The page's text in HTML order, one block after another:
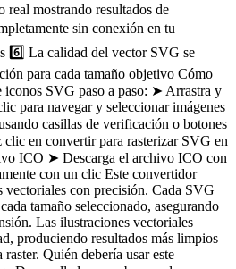
real mostrando resultados de
sin conexión en tu
6️⃣ La calidad del vector SVG se
para cada tamaño objetivo Cómo
iconos SVG paso a paso: ➤ Arrastra y
para navegar y seleccionar imágenes
casillas de verificación o botones
en convertir para rasterizar SVG en
ICO ➤ Descarga el archivo ICO con
con un clic Este convertidor
con precisión. Cada SVG
tamaño seleccionado, asegurando
Las ilustraciones vectoriales
produciendo resultados más limpios
Quién debería usar este